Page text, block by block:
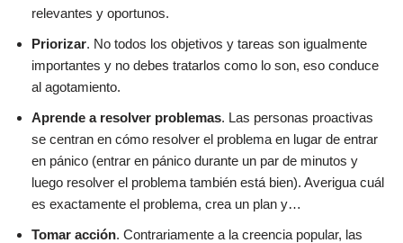
relevantes y oportunos.
Priorizar. No todos los objetivos y tareas son igualmente
importantes y no debes tratarlos como lo son, eso conduce
al agotamiento.
Aprende a resolver problemas. Las personas proactivas
se centran en cómo resolver el problema en lugar de entrar
en pánico (entrar en pánico durante un par de minutos y
luego resolver el problema también está bien). Averigua cuál
es exactamente el problema, crea un plan y…
Tomar acción. Contrariamente a la creencia popular, las